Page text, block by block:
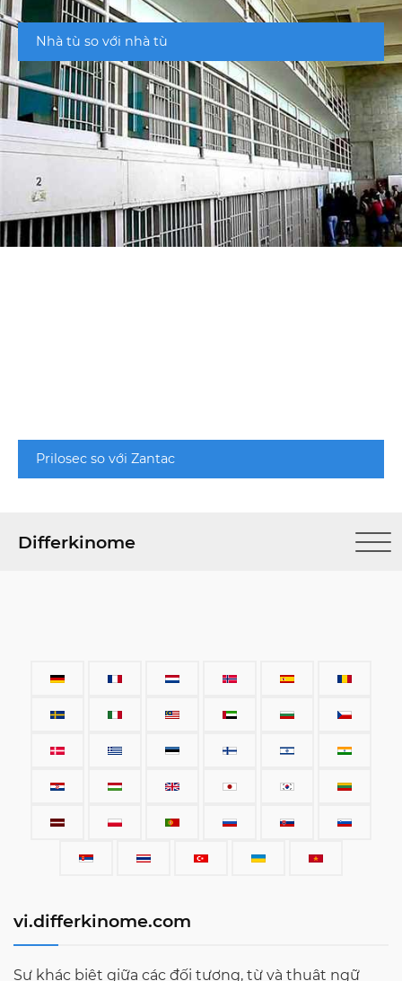
Nhà tù so với nhà tù
Prilosec so với Zantac
Differkinome
vi.differkinome.com
Sự khác biệt giữa các đối tượng, từ và thuật ngữ